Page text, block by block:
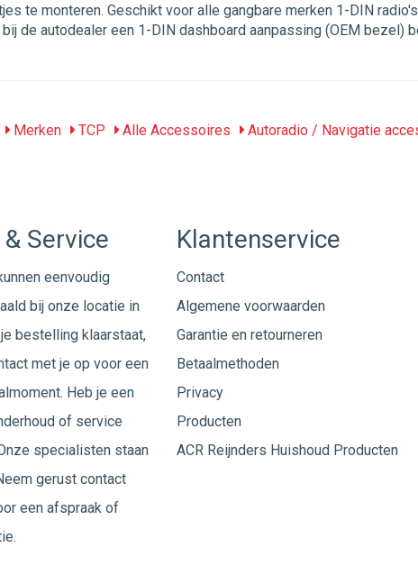
te monteren. Geschikt voor alle gangbare merken 1-DIN
de autodealer een 1-DIN dashboard aanpassing (OEM bezel)
Merken TCP Alle Accessoires Autoradio / Navigatie
Service
eenvoudig
bij onze locatie in
bestelling klaarstaat,
met je op voor een
Heb je een
of service
specialisten staan
gerust contact
een afspraak of
Klantenservice
Contact
Algemene voorwaarden
Garantie en retourneren
Betaalmethoden
Privacy
Producten
ACR Reijnders Huishoud Producten